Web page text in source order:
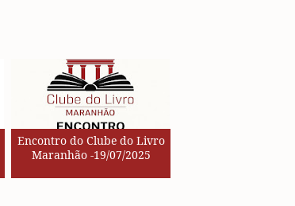
Encontro do Clube do Livro
Maranhão -19/07/2025